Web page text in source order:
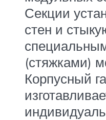
Секции
стен и
(стяжками)
Корпусный